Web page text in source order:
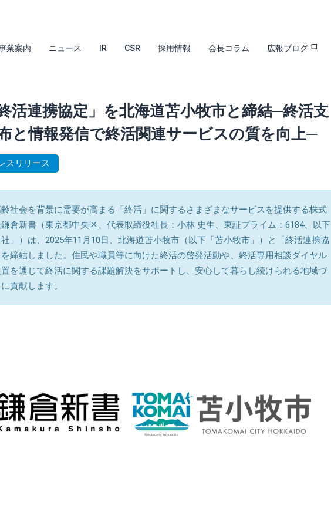
業案内 ニュース IR CSR 採用情報 会長コラム 広報ブログ
活連携協定」を北海道苫小牧市と締結─終活支
と情報発信で終活関連サービスの質を向上─
スリリース
社会を背景に需要が高まる「終活」に関するさまざまなサービスを提供する株式
倉新書（東京都中央区、代表取締役社長：小林 史生、東証プライム：6184、以下
」）は、2025年11月10日、北海道苫小牧市（以下「苫小牧市」）と「終活連携協
締結しました。住民や職員等に向けた終活の啓発活動や、終活専用相談ダイヤル
を通じて終活に関する課題解決をサポートし、安心して暮らし続けられる地域づ
貢献します。